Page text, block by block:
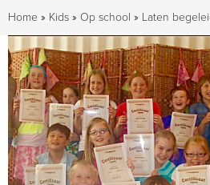
Home » Kids » Op school » Laten